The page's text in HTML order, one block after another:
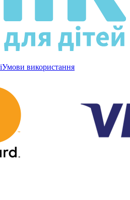
Умови використання